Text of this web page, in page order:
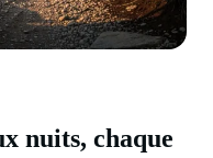
nuits, chaque